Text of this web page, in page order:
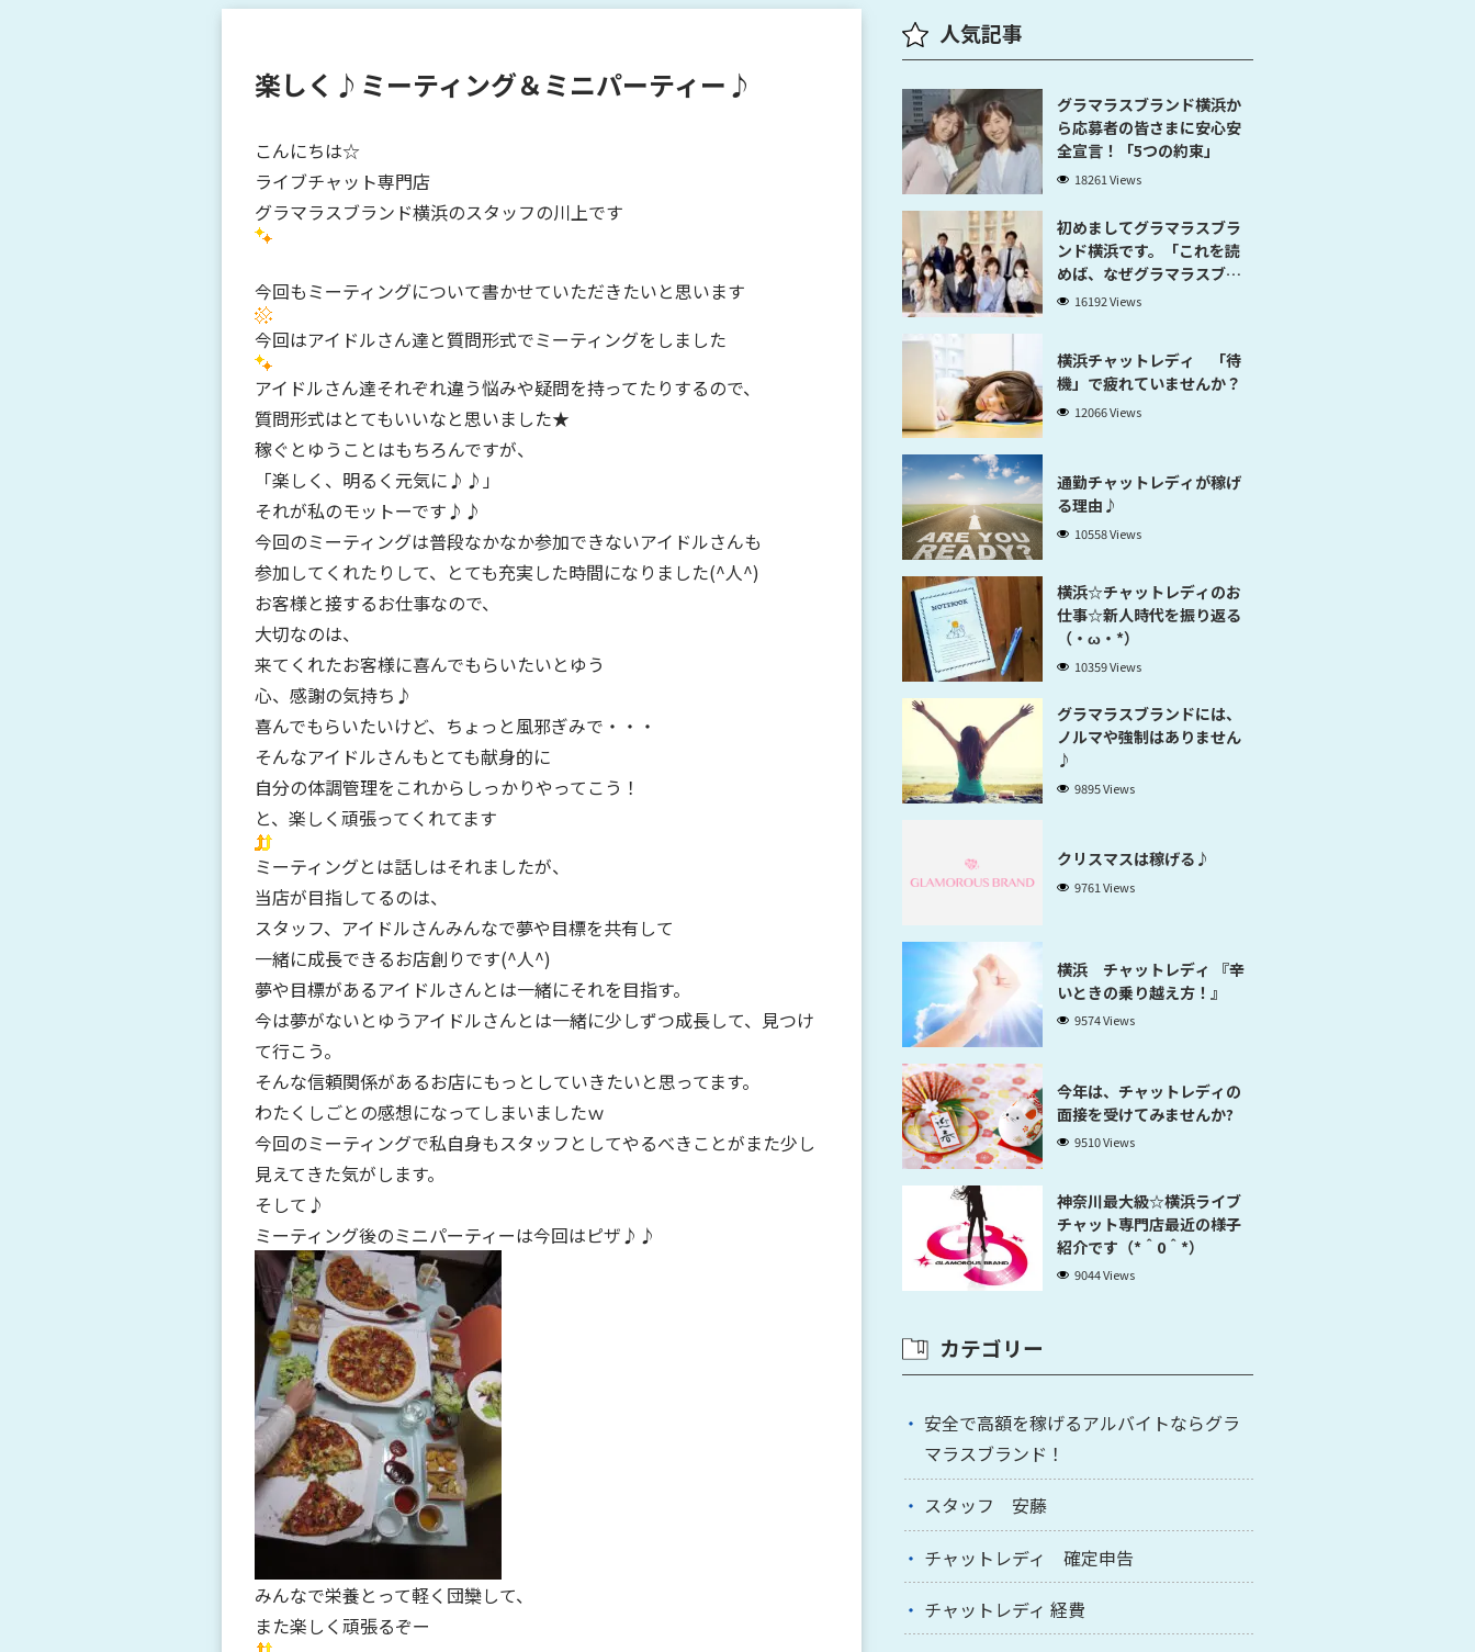
楽しく♪ミーティング＆ミニパーティー♪
こんにちは☆
ライブチャット専門店
グラマラスブランド横浜のスタッフの川上です
今回もミーティングについて書かせていただきたいと思います
今回はアイドルさん達と質問形式でミーティングをしました
アイドルさん達それぞれ違う悩みや疑問を持ってたりするので、
質問形式はとてもいいなと思いました★
稼ぐとゆうことはもちろんですが、
「楽しく、明るく元気に♪♪」
それが私のモットーです♪♪
今回のミーティングは普段なかなか参加できないアイドルさんも
参加してくれたりして、とても充実した時間になりました(^人^)
お客様と接するお仕事なので、
大切なのは、
来てくれたお客様に喜んでもらいたいとゆう
心、感謝の気持ち♪
喜んでもらいたいけど、ちょっと風邪ぎみで・・・
そんなアイドルさんもとても献身的に
自分の体調管理をこれからしっかりやってこう！
と、楽しく頑張ってくれてます
ミーティングとは話しはそれましたが、
当店が目指してるのは、
スタッフ、アイドルさんみんなで夢や目標を共有して
一緒に成長できるお店創りです(^人^)
夢や目標があるアイドルさんとは一緒にそれを目指す。
今は夢がないとゆうアイドルさんとは一緒に少しずつ成長して、見つけ
て行こう。
そんな信頼関係があるお店にもっとしていきたいと思ってます。
わたくしごとの感想になってしまいましたｗ
今回のミーティングで私自身もスタッフとしてやるべきことがまた少し
見えてきた気がします。
そして♪
ミーティング後のミニパーティーは今回はピザ♪♪
みんなで栄養とって軽く団欒して、
また楽しく頑張るぞー
人気記事
グラマラスブランド横浜か
ら応募者の皆さまに安心安
全宣言！「5つの約束」
18261 Views
初めましてグラマラスブラ
ンド横浜です。「これを読
めば、なぜグラマラスブラ
ンド横浜だと稼げるのかが
16192 Views
横浜チャットレディ 「待
機」で疲れていませんか？
12066 Views
通勤チャットレディが稼げ
る理由♪
10558 Views
横浜☆チャットレディのお
仕事☆新人時代を振り返る
（・ω・*）
10359 Views
グラマラスブランドには、
ノルマや強制はありません
♪
9895 Views
クリスマスは稼げる♪
9761 Views
横浜 チャットレディ 『辛
いときの乗り越え方！』
9574 Views
今年は、チャットレディの
面接を受けてみませんか?
9510 Views
神奈川最大級☆横浜ライブ
チャット専門店最近の様子
紹介です（*＾0＾*）
9044 Views
カテゴリー
安全で高額を稼げるアルバイトならグラ
マラスブランド！
スタッフ 安藤
チャットレディ 確定申告
チャットレディ 経費